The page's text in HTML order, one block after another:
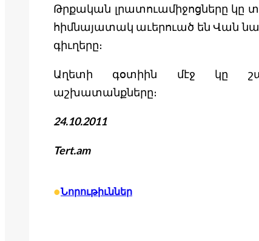
Թրքական լրատուամիջոցները կը
հիմնայատակ աւերուած են Վան
գիւղերը։
Աղետի գօտիին մէջ կը
աշխատանքները։
24.10.2011
Tert.am
•Նորութիւններ